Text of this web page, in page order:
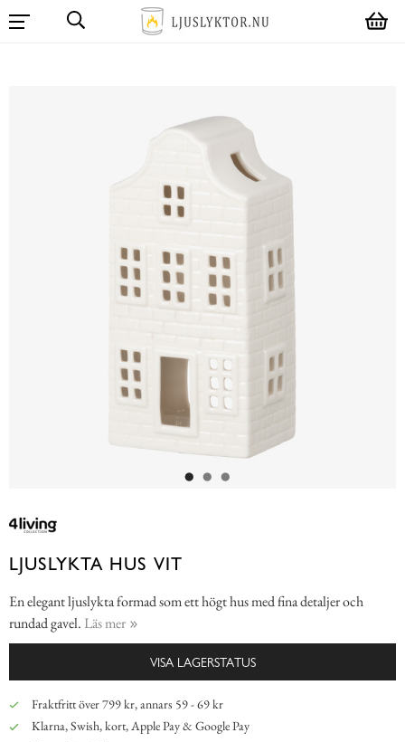
LJUSLYKTA HUS VIT
En elegant ljuslykta formad som ett högt hus med fina detaljer och
rundad gavel. Läs mer
VISA LAGERSTATUS
Fraktfritt över 799 kr, annars 59 - 69 kr
Klarna, Swish, kort, Apple Pay & Google Pay